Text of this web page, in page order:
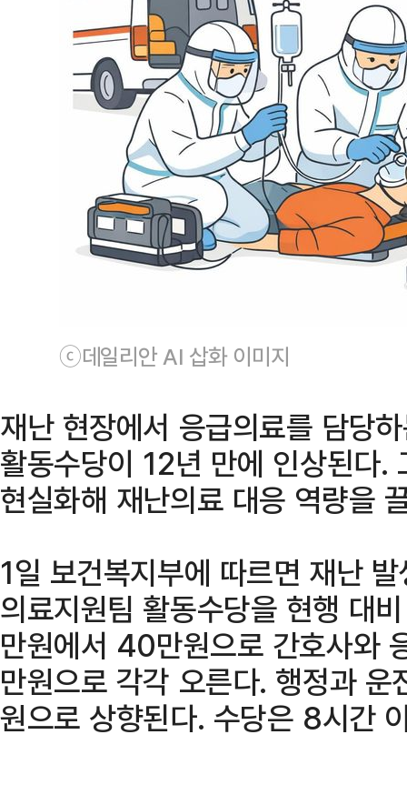
ⓒ데일리안 AI 삽화 이미지
재난 현장에서 응급의료를 담당
활동수당이 12년 만에 인상된다.
현실화해 재난의료 대응 역량을
1일 보건복지부에 따르면 재난
의료지원팀 활동수당을 현행 대
만원에서 40만원으로 간호사와
만원으로 각각 오른다. 행정과
원으로 상향된다. 수당은 8시간